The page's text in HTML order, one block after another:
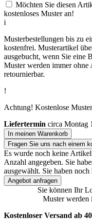
Möchten Sie diesen
kostenloses Muster an!
i
Musterbestellungen bis zu
kostenfrei. Musterartikel
ausgebucht, wenn Sie eine
Muster werden immer
retournierbar.
!
Achtung! Kostenlose
Liefertermin circa Montag
In meinen Warenkorb
Fragen Sie uns nach einem
Es wurde noch keine
Anzahl angegeben. Sie
ausgewählt. Sie haben
Angebot anfragen
Sie können Ihr
Muster werden
Kostenloser Versand ab